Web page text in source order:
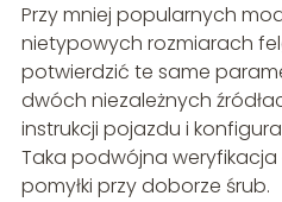
Przy mniej popularnych
nietypowych rozmiarach
potwierdzić te same
dwóch niezależnych
instrukcji pojazdu i
Taka podwójna
pomyłki przy doborze śrub.